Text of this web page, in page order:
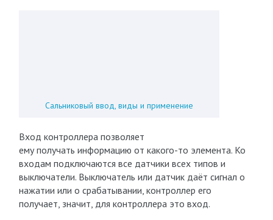
Сальниковый ввод, виды и применение
Вход контроллера позволяет
ему получать информацию от какого-то элемента. Ко
входам подключаются все датчики всех типов и
выключатели. Выключатель или датчик даёт сигнал о
нажатии или о срабатывании, контроллер его
получает, значит, для контроллера это вход.